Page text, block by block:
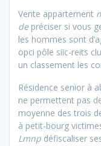
Vente appartement
depréciser si vous
les hommes sont
opci pôle siic-reits
un classement les
Résidence senior à
ne permettent pas
moyenne des trois
à petit-bourg
Lmnp défiscaliser